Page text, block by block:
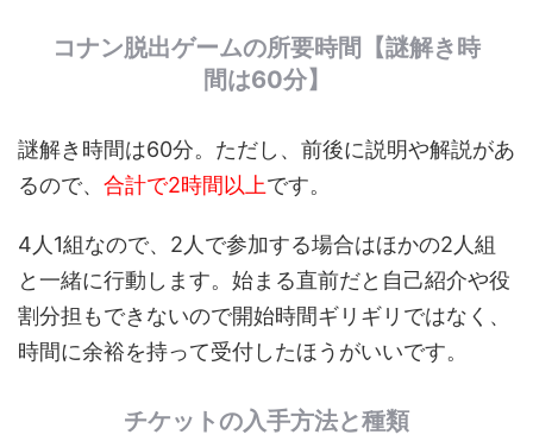
コナン脱出ゲームの所要時間【謎解き時
間は60分】
謎解き時間は60分。ただし、前後に説明や解説があ
るので、 合計で2時間以上です。
4人1組なので、2人で参加する場合はほかの2人組
と一緒に行動します。始まる直前だと自己紹介や役
割分担もできないので開始時間ギリギリではなく、
時間に余裕を持って受付したほうがいいです。
チケットの入手方法と種類